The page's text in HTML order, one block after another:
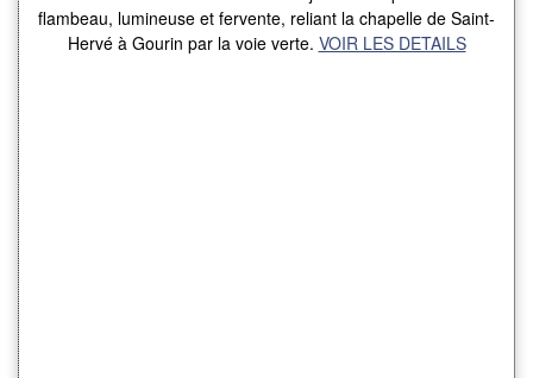
flambeau, lumineuse et fervente, reliant la chapelle de Saint-
Hervé à Gourin par la voie verte. VOIR LES DETAILS